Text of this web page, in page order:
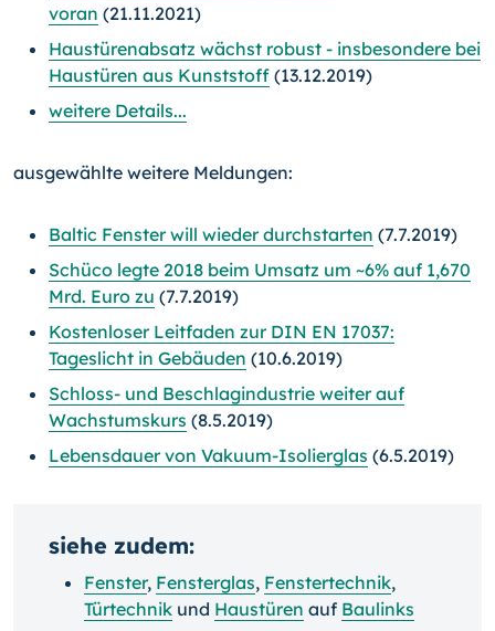
voran (21.11.2021)
Haustürenabsatz wächst robust - insbesondere bei
Haustüren aus Kunststoff (13.12.2019)
weitere Details...
ausgewählte weitere Meldungen:
Baltic Fenster will wieder durchstarten (7.7.2019)
Schüco legte 2018 beim Umsatz um ~6% auf 1,670
Mrd. Euro zu (7.7.2019)
Kostenloser Leitfaden zur DIN EN 17037:
Tageslicht in Gebäuden (10.6.2019)
Schloss- und Beschlagindustrie weiter auf
Wachstumskurs (8.5.2019)
Lebensdauer von Vakuum-Isolierglas (6.5.2019)
siehe zudem:
Fenster, Fensterglas, Fenstertechnik,
Türtechnik und Haustüren auf Baulinks